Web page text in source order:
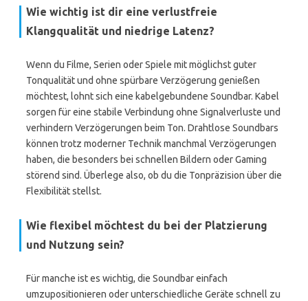
Wie wichtig ist dir eine verlustfreie
Klangqualität und niedrige Latenz?
Wenn du Filme, Serien oder Spiele mit möglichst guter
Tonqualität und ohne spürbare Verzögerung genießen
möchtest, lohnt sich eine kabelgebundene Soundbar. Kabel
sorgen für eine stabile Verbindung ohne Signalverluste und
verhindern Verzögerungen beim Ton. Drahtlose Soundbars
können trotz moderner Technik manchmal Verzögerungen
haben, die besonders bei schnellen Bildern oder Gaming
störend sind. Überlege also, ob du die Tonpräzision über die
Flexibilität stellst.
Wie flexibel möchtest du bei der Platzierung
und Nutzung sein?
Für manche ist es wichtig, die Soundbar einfach
umzupositionieren oder unterschiedliche Geräte schnell zu